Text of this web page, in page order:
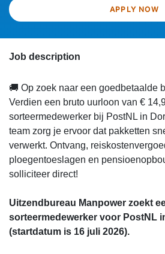
APPLY NOW
Job description
🚚 Op zoek naar een goedbetaalde
Verdien een bruto uurloon van €
sorteermedewerker bij PostNL in
team zorg je ervoor dat pakketten
verwerkt. Ontvang,
ploegentoeslagen en
solliciteer direct!
Uitzendbureau Manpower zoekt
sorteermedewerker voor PostNL
(startdatum is 16 juli 2026).